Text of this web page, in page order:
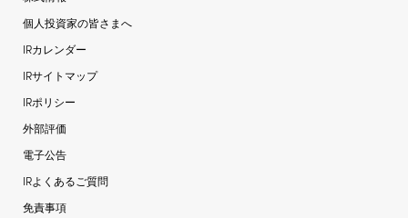
個人投資家の皆さまへ
IRカレンダー
IRサイトマップ
IRポリシー
外部評価
電子公告
IRよくあるご質問
免責事項